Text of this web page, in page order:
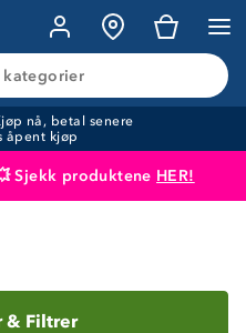
nå, betal senere
åpent kjøp
Sjekk produktene HER!
& Filtrer